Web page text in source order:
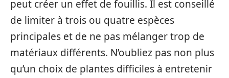
peut créer un effet de fouillis. Il est conseillé
de limiter à trois ou quatre espèces
principales et de ne pas mélanger trop de
matériaux différents. N’oubliez pas non plus
qu’un choix de plantes difficiles à entretenir